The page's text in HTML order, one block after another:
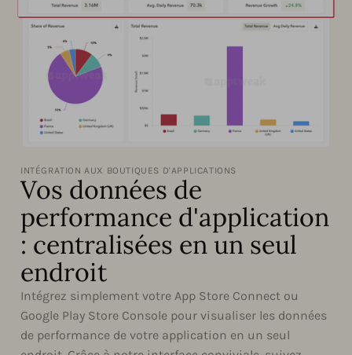
INTÉGRATION AUX BOUTIQUES D'APPLICATIONS
Vos données de
performance d'application
: centralisées en un seul
endroit
Intégrez simplement votre App Store Connect ou
Google Play Store Console pour visualiser les données
de performance de votre application en un seul